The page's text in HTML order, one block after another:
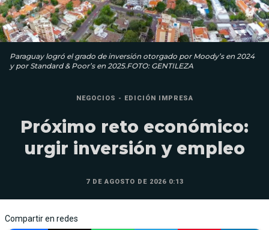
Paraguay logró el grado de inversión otorgado por Moody’s en 2024
y por Standard & Poor’s en 2025.FOTO: GENTILEZA
NEGOCIOS - EDICIÓN IMPRESA
Próximo reto económico:
urgir inversión y empleo
7 DE AGOSTO DE 2026 0:13
Compartir en redes